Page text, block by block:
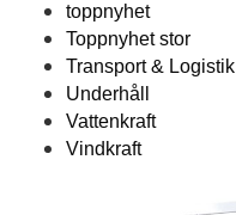
toppnyhet
Toppnyhet stor
Transport & Logistik
Underhåll
Vattenkraft
Vindkraft